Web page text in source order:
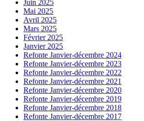
Juin 2025
Mai 2025
Avril 2025
Mars 2025
Février 2025
Janvier 2025
Refonte Janvier-décembre 2024
Refonte Janvier-décembre 2023
Refonte Janvier-décembre 2022
Refonte Janvier-décembre 2021
Refonte Janvier-décembre 2020
Refonte Janvier-décembre 2019
Refonte Janvier-décembre 2018
Refonte Janvier-décembre 2017